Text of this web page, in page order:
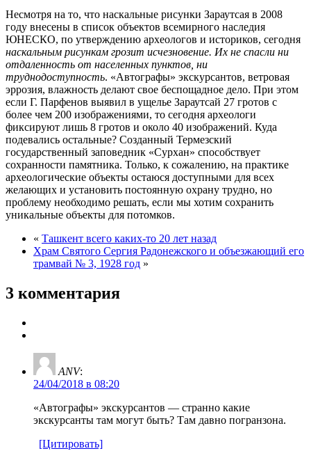
Несмотря на то, что наскальные рисунки Зараутсая в 2008
году внесены в список объектов всемирного наследия
ЮНЕСКО, по утверждению археологов и историков, сегодня
наскальным рисункам грозит исчезновение. Их не спасли ни
отдаленность от населенных пунктов, ни
труднодоступность. «Автографы» экскурсантов, ветровая
эррозия, влажность делают свое беспощадное дело. При этом
если Г. Парфенов выявил в ущелье Зараутсай 27 гротов с
более чем 200 изображениями, то сегодня археологи
фиксируют лишь 8 гротов и около 40 изображений. Куда
подевались остальные? Созданный Термезский
государственный заповедник «Сурхан» способствует
сохранности памятника. Только, к сожалению, на практике
археологические объекты остаюся доступными для всех
желающих и установить постоянную охрану трудно, но
проблему необходимо решать, если мы хотим сохранить
уникальные объекты для потомков.
« Ташкент всего каких-то 20 лет назад
Храм Святого Сергия Радонежского и объезжающий его
трамвай № 3, 1928 год »
3 комментария
ANV:
24/04/2018 в 08:20
«Автографы» экскурсантов — странно какие
экскурсанты там могут быть? Там давно погранзона.
[Цитировать]